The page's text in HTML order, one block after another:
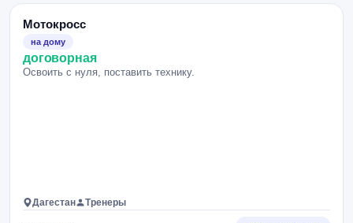
Мотокросс
на дому
договорная
Освоить с нуля, поставить технику.
Дагестан Тренеры